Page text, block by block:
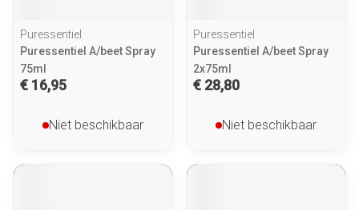
Puressentiel
Puressentiel A/beet Spray
75ml
€ 16,95
Niet beschikbaar
Puressentiel
Puressentiel A/beet Spray
2x75ml
€ 28,80
Niet beschikbaar